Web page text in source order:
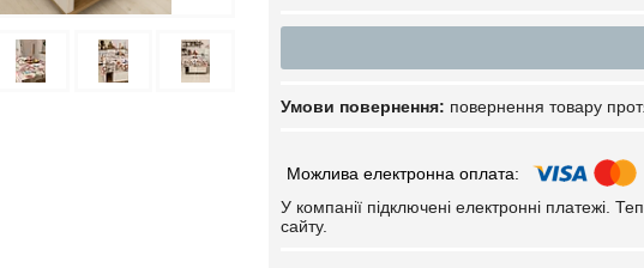
повернення товару
У компанії підключені електронні платежі.
сайту.